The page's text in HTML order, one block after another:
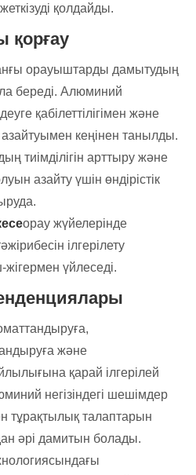
қолдайды.
қорғау
орауыштарды дамытудың
береді. Алюминий
қабілеттілігімен және
азайтуымен кеңінен танылды.
тиімділігін арттыру және
азайту үшін өндірістік
орау жүйелерінде
ілгерілету
үйлеседі.
және
қарай ілгерілей
негізіндегі шешімдер
тұрақтылық талаптарын
әрі дамитын болады.